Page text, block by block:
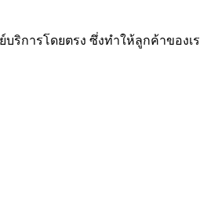
บริการโดยตรง ซึ่งทำให้ลูกค้าขอ